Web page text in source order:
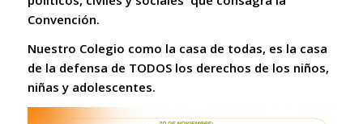
Convención.
Nuestro Colegio como la casa de todas, es la casa
de la defensa de TODOS los derechos de los niños,
niñas y adolescentes.